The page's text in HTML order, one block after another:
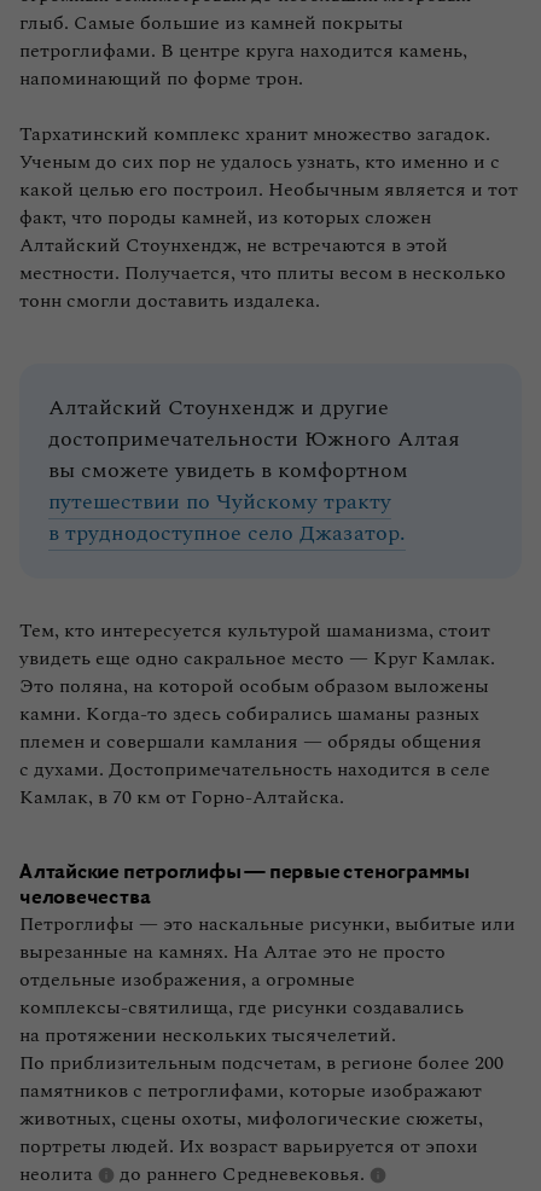
глыб. Самые большие из камней покрыты
петроглифами. В центре круга находится камень,
напоминающий по форме трон.
Тархатинский комплекс хранит множество загадок.
Ученым до сих пор не удалось узнать, кто именно и с
какой целью его построил. Необычным является и тот
факт, что породы камней, из которых сложен
Алтайский Стоунхендж, не встречаются в этой
местности. Получается, что плиты весом в несколько
тонн смогли доставить издалека.
Алтайский Стоунхендж и другие
достопримечательности Южного Алтая
вы сможете увидеть в комфортном
путешествии по Чуйскому тракту
в труднодоступное село Джазатор.
Тем, кто интересуется культурой шаманизма, стоит
увидеть еще одно сакральное место — Круг Камлак.
Это поляна, на которой особым образом выложены
камни. Когда‑то здесь собирались шаманы разных
племен и совершали камлания — обряды общения
с духами. Достопримечательность находится в селе
Камлак, в 70 км от Горно‑Алтайска.
Алтайские петроглифы — первые стенограммы
человечества
Петроглифы — это наскальные рисунки, выбитые или
вырезанные на камнях. На Алтае это не просто
отдельные изображения, а огромные
комплексы‑святилища, где рисунки создавались
на протяжении нескольких тысячелетий.
По приблизительным подсчетам, в регионе более 200
памятников с петроглифами, которые изображают
животных, сцены охоты, мифологические сюжеты,
портреты людей. Их возраст варьируется от эпохи
неолита
до раннего Средневековья.